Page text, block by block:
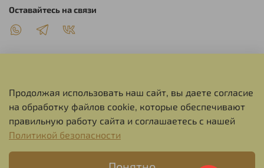
О НАС
СЕРВИС
Оставайтесь на связи
Продолжая использовать наш сайт, вы даете согласие
на обработку файлов cookie, которые обеспечивают
правильную работу сайта и соглашаетесь с нашей
Политикой безопасности